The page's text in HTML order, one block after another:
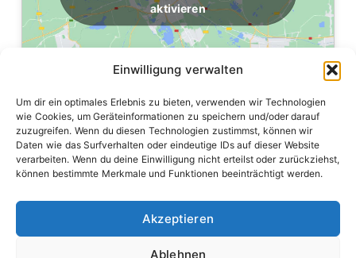
Einwilligung verwalten
Um dir ein optimales Erlebnis zu bieten, verwenden wir Technologien
wie Cookies, um Geräteinformationen zu speichern und/oder darauf
zuzugreifen. Wenn du diesen Technologien zustimmst, können wir
Daten wie das Surfverhalten oder eindeutige IDs auf dieser Website
verarbeiten. Wenn du deine Einwilligung nicht erteilst oder zurückziehst,
können bestimmte Merkmale und Funktionen beeinträchtigt werden.
Akzeptieren
Ablehnen
Hilfe, wenn es darauf ankommt – von der Kinderfeuerwehr
bis zum Einsatzdienst.
aktivieren